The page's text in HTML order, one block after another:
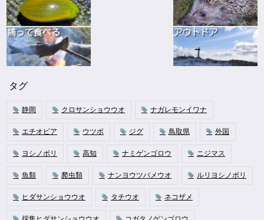
タグ
静岡 クロサンショウウオ ナガレモンイワナ
エチオピア ウツボ ジグ 鳥取県 外国
ヨシノボリ 高知 ナミゲンゴロウ ニジマス
魚類 爬虫類 ナンヨウツバメウオ ルリヨシノボリ
ヒダサンショウウオ タチウオ ネコザメ
採集ヒダサンショウウオ コガタノゲンゴロウ